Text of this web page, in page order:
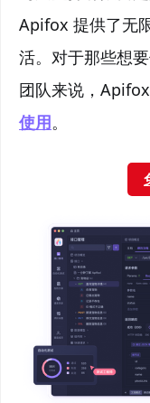
Apifox 提供了无
活。对于那些想
团队来说，
使用。